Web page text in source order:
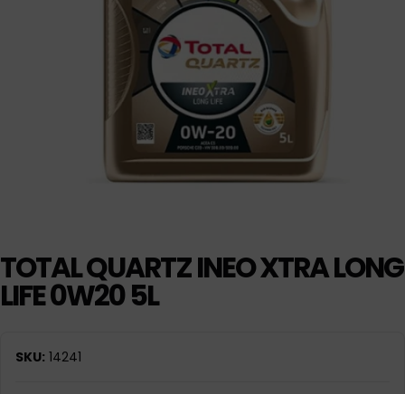
TOTAL QUARTZ INEO XTRA LONG
LIFE 0W20 5L
SKU: 14241